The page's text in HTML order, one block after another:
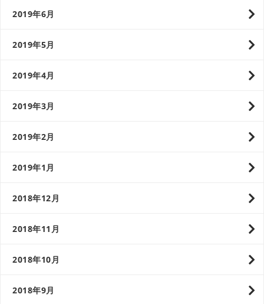
2019年6月
2019年5月
2019年4月
2019年3月
2019年2月
2019年1月
2018年12月
2018年11月
2018年10月
2018年9月